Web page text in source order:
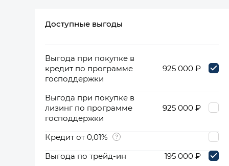
Доступные выгоды
Выгода при покупке в
кредит по программе
господдержки
925 000 ₽
Выгода при покупке в
лизинг по программе
господдержки
925 000 ₽
Кредит от 0,01%
Выгода по трейд-ин
195 000 ₽